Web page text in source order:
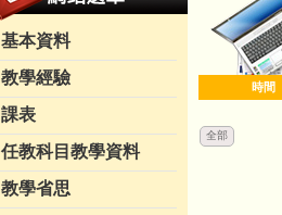
基本資料
教學經驗
課表
任教科目教學資料
教學省思
時間
全部